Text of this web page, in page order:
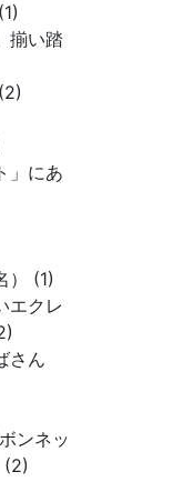
揃い踏
」にあ
） (1)
エクレ
さん
ンネッ
(2)